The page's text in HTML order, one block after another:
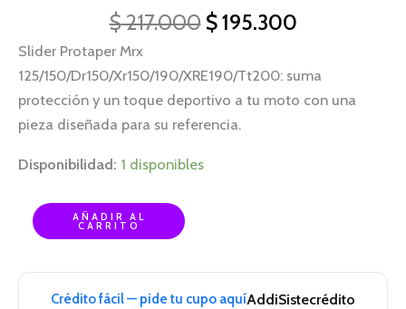
$217.000 $195.300
Slider Protaper Mrx
125/150/Dr150/Xr150/190/XRE190/Tt200: suma
protección y un toque deportivo a tu moto con una
pieza diseñada para su referencia.
Disponibilidad: 1 disponibles
AÑADIR AL
CARRITO
Crédito fácil — pide tu cupo aquíAddiSistecrédito